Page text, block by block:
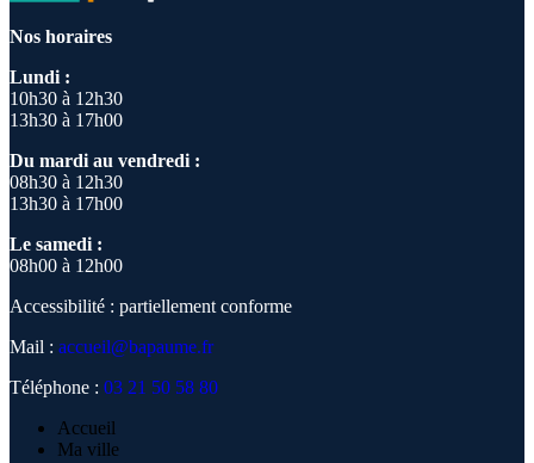
Nos horaires
Lundi :
10h30 à 12h30
13h30 à 17h00
Du mardi au vendredi :
08h30 à 12h30
13h30 à 17h00
Le samedi :
08h00 à 12h00
Accessibilité : partiellement conforme
Mail : accueil@bapaume.fr
Téléphone : 03 21 50 58 80
Accueil
Ma ville